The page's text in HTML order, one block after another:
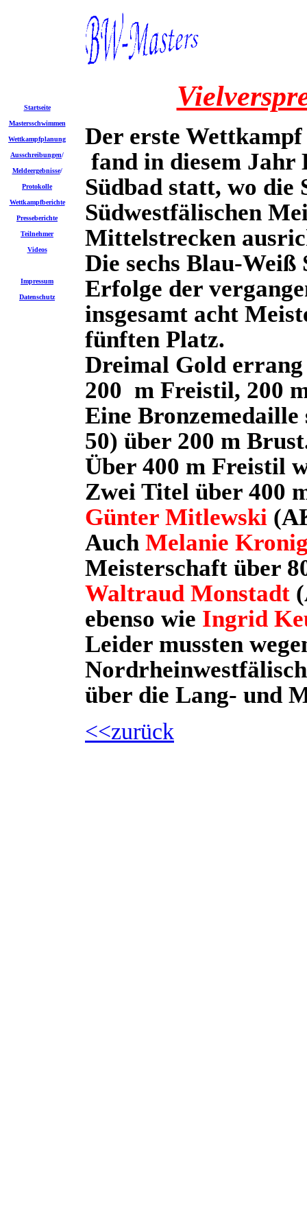
Startseite
Mastersschwimmen
Wettkampfplanung
Ausschreibungen/
Meldeergebnisse/
Protokolle
Wettkampfberichte
Presseberichte
Teilnehmer
Videos
Impressum
Datenschutz
Der erste
fand in diesem
Südbad statt, wo die
Südwestfälischen
Mittelstrecken
Die sechs Blau-
Erfolge der
insgesamt acht
fünften Platz.
Dreimal Gold
200 m Freistil, 200
Eine
50) über 200 m
Über 400 m Freistil
Zwei Titel über 400
Günter Mitlewski
Auch Melanie
Meisterschaft über
Waltraud Monstadt
ebenso wie Ingrid
Leider mussten
über die Lang- und
<<zurück